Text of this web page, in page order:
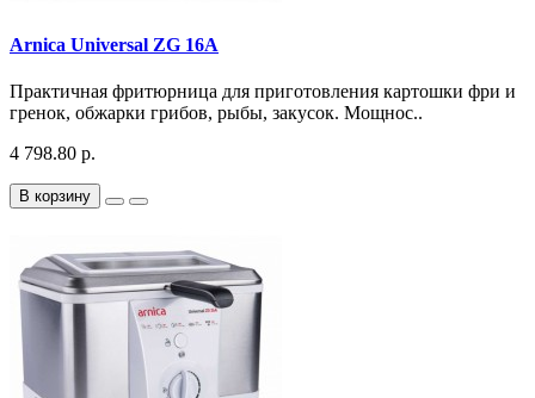
Arnica Universal ZG 16A
Практичная фритюрница для приготовления картошки фри и
гренок, обжарки грибов, рыбы, закусок. Мощнос..
4 798.80 р.
В корзину